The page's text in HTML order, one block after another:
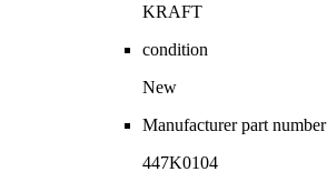
KRAFT
condition
New
Manufacturer part number
447K0104